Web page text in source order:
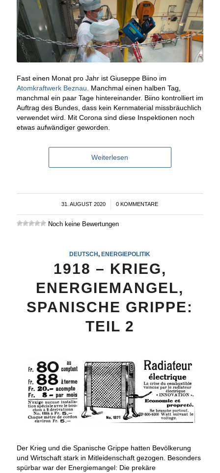
Fast einen Monat pro Jahr ist Giuseppe Biino im
Atomkraftwerk Beznau . Manchmal einen halben Tag,
manchmal ein paar Tage hintereinander. Biino kontrolliert im
Auftrag des Bundes, dass kein Kernmaterial missbräuchlich
verwendet wird. Mit Corona sind diese Inspektionen noch
etwas aufwändiger geworden.
Weiterlesen
31. AUGUST 2020
/ 0 KOMMENTARE
Noch keine Bewertungen
DEUTSCH ,ENERGIEPOLITIK
1918 – KRIEG,
ENERGIEMANGEL,
SPANISCHE GRIPPE:
TEIL 2
Der Krieg und die Spanische Grippe hatten Bevölkerung
und Wirtschaft stark in Mitleidenschaft gezogen. Besonders
spürbar war der Energiemangel: Die prekäre